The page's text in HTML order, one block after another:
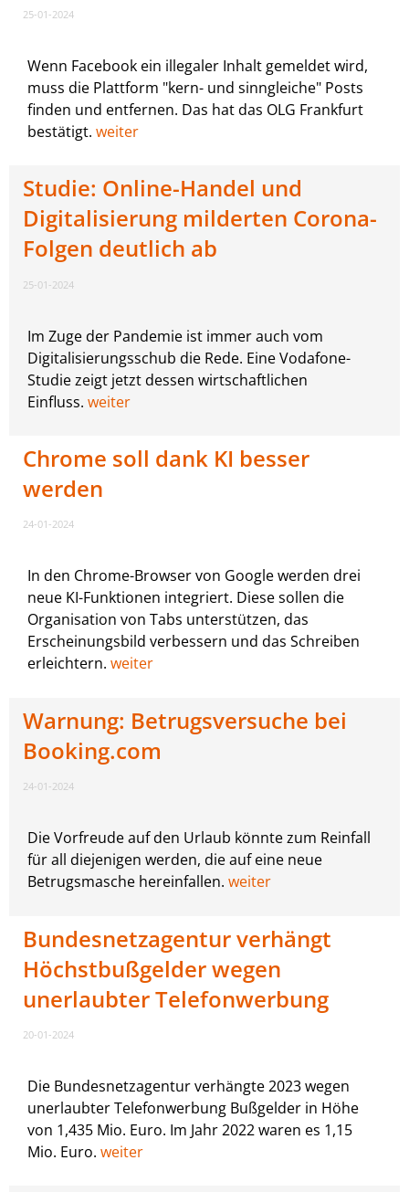
25-01-2024
Wenn Facebook ein illegaler Inhalt gemeldet wird,
muss die Plattform "kern- und sinngleiche" Posts
finden und entfernen. Das hat das OLG Frankfurt
bestätigt. weiter
Studie: Online-Handel und
Digitalisierung milderten Corona-
Folgen deutlich ab
25-01-2024
Im Zuge der Pandemie ist immer auch vom
Digitalisierungsschub die Rede. Eine Vodafone-
Studie zeigt jetzt dessen wirtschaftlichen
Einfluss. weiter
Chrome soll dank KI besser
werden
24-01-2024
In den Chrome-Browser von Google werden drei
neue KI-Funktionen integriert. Diese sollen die
Organisation von Tabs unterstützen, das
Erscheinungsbild verbessern und das Schreiben
erleichtern. weiter
Warnung: Betrugsversuche bei
Booking.com
24-01-2024
Die Vorfreude auf den Urlaub könnte zum Reinfall
für all diejenigen werden, die auf eine neue
Betrugsmasche hereinfallen. weiter
Bundesnetzagentur verhängt
Höchstbußgelder wegen
unerlaubter Telefonwerbung
20-01-2024
Die Bundesnetzagentur verhängte 2023 wegen
unerlaubter Telefonwerbung Bußgelder in Höhe
von 1,435 Mio. Euro. Im Jahr 2022 waren es 1,15
Mio. Euro. weiter